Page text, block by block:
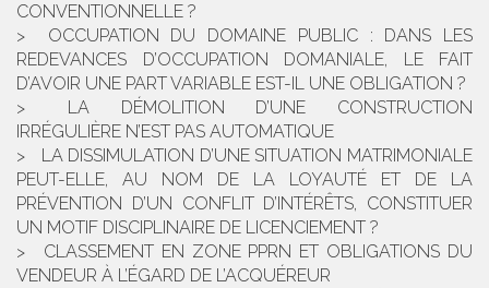
CONVENTIONNELLE ?
OCCUPATION DU DOMAINE PUBLIC : DANS LES
REDEVANCES D’OCCUPATION DOMANIALE, LE FAIT
D’AVOIR UNE PART VARIABLE EST-IL UNE OBLIGATION ?
LA DÉMOLITION D’UNE CONSTRUCTION
IRRÉGULIÈRE N’EST PAS AUTOMATIQUE
LA DISSIMULATION D’UNE SITUATION MATRIMONIALE
PEUT-ELLE, AU NOM DE LA LOYAUTÉ ET DE LA
PRÉVENTION D’UN CONFLIT D’INTÉRÊTS, CONSTITUER
UN MOTIF DISCIPLINAIRE DE LICENCIEMENT ?
CLASSEMENT EN ZONE PPRN ET OBLIGATIONS DU
VENDEUR À L’ÉGARD DE L’ACQUÉREUR